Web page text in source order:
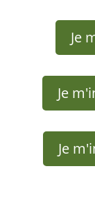
Je
Je
Je